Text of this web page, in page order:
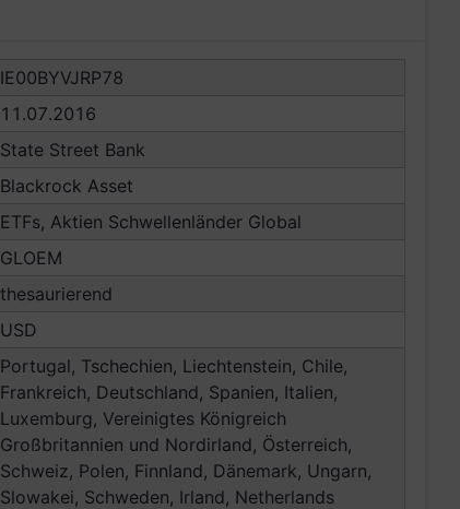
IE00BYVJRP78
11.07.2016
State Street Bank
Blackrock Asset
ETFs, Aktien Schwellenländer Global
GLOEM
thesaurierend
USD
Portugal, Tschechien, Liechtenstein, Chile,
Frankreich, Deutschland, Spanien, Italien,
Luxemburg, Vereinigtes Königreich
Großbritannien und Nordirland, Österreich,
Schweiz, Polen, Finnland, Dänemark, Ungarn,
Slowakei, Schweden, Irland, Netherlands